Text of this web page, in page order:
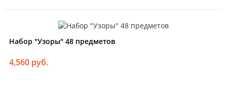
Набор "Узоры" 48 предметов
4,560 руб.